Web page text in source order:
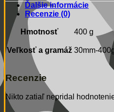
Ďalšie informácie
Recenzie (0)
Hmotnosť 400 g
Veľkosť a gramáž 30mm-
Recenzie
Nikto zatiaľ nepridal